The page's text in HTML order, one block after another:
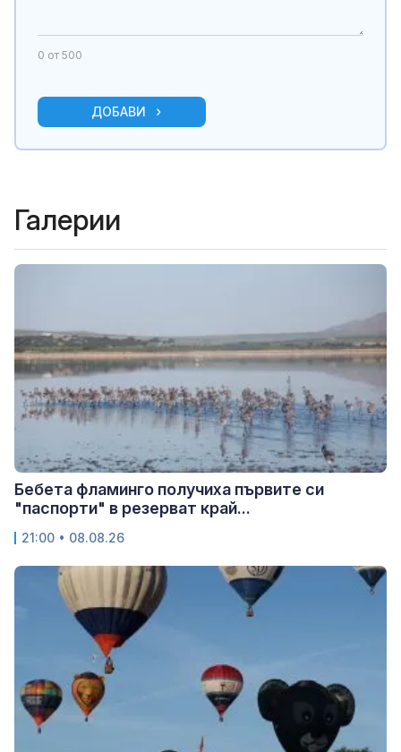
0 от 500
ДОБАВИ
Галерии
Бебета фламинго получиха първите си
"паспорти" в резерват край...
21:00 • 08.08.26